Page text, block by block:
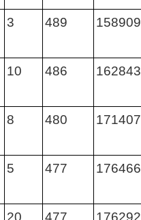
3 489 158909
10 486 162843
8 480 171407
5 477 176466
20 477 176292